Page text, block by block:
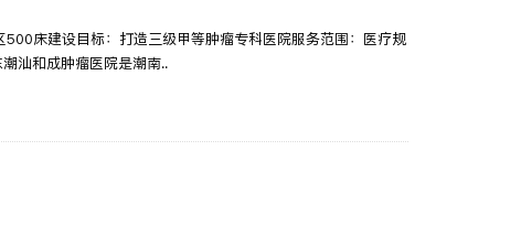
床建设目标：打造三级甲等肿瘤专科医院服务范围：医疗规
汕和成肿瘤医院是潮南..